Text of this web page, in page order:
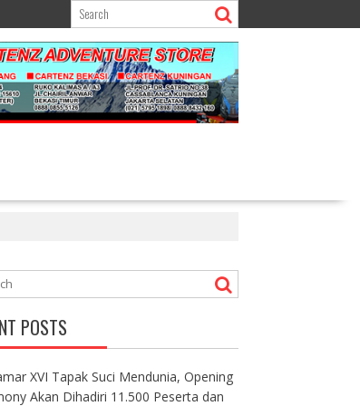
POSTS
XVI Tapak Suci Mendunia, Opening
Akan Dihadiri 11.500 Peserta dan